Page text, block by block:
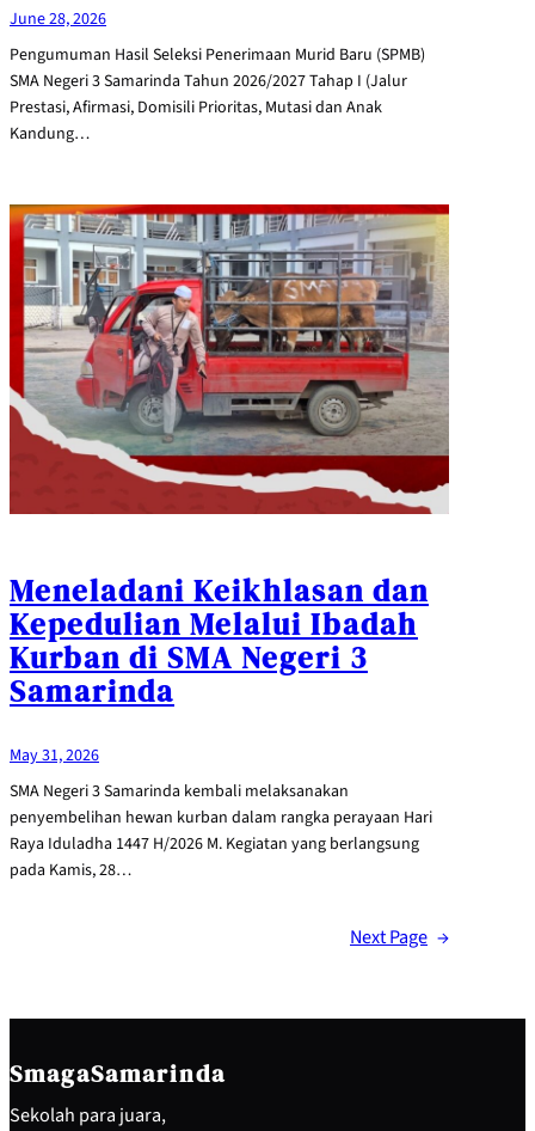
June 28, 2026
Pengumuman Hasil Seleksi Penerimaan Murid Baru (SPMB)
SMA Negeri 3 Samarinda Tahun 2026/2027 Tahap I (Jalur
Prestasi, Afirmasi, Domisili Prioritas, Mutasi dan Anak
Kandung…
Meneladani Keikhlasan dan
Kepedulian Melalui Ibadah
Kurban di SMA Negeri 3
Samarinda
May 31, 2026
SMA Negeri 3 Samarinda kembali melaksanakan
penyembelihan hewan kurban dalam rangka perayaan Hari
Raya Iduladha 1447 H/2026 M. Kegiatan yang berlangsung
pada Kamis, 28…
Next Page →
SmagaSamarinda
Sekolah para juara,